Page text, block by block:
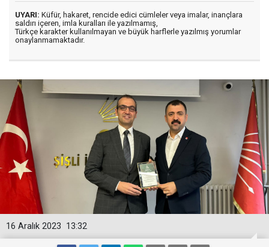
UYARI: Küfür, hakaret, rencide edici cümleler veya imalar, inançlara
saldırı içeren, imla kuralları ile yazılmamış,
Türkçe karakter kullanılmayan ve büyük harflerle yazılmış yorumlar
onaylanmamaktadır.
13:32
16 Aralık 2023